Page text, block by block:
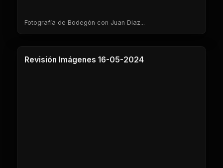
Fotografía de Bodegón con Juan Diaz...
1 Clases
Revisión Imágenes 16-05-2024